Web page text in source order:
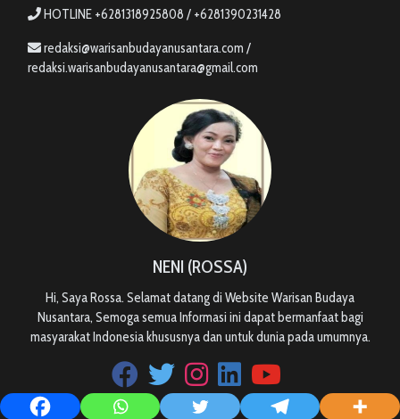
HOTLINE +6281318925808 / +6281390231428
redaksi@warisanbudayanusantara.com /
redaksi.warisanbudayanusantara@gmail.com
NENI (ROSSA)
Hi, Saya Rossa. Selamat datang di Website Warisan Budaya
Nusantara, Semoga semua Informasi ini dapat bermanfaat bagi
masyarakat Indonesia khususnya dan untuk dunia pada umumnya.